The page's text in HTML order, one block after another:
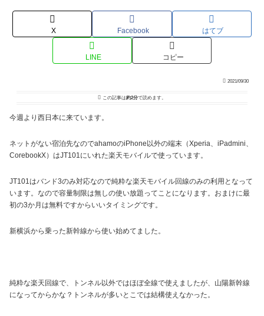
X Facebook はてブ
LINE コピー
2021/09/30
この記事は約2分で読めます。
今週より西日本に来ています。
ネットがない宿泊先なのでahamoのiPhone以外の端末（Xperia、iPadmini、
CorebookX）はJT101にいれた楽天モバイルで使っています。
JT101はバンド3のみ対応なので純粋な楽天モバイル回線のみの利用となって
います。なので容量制限は無しの使い放題ってことになります。おまけに最
初の3か月は無料ですからいいタイミングです。
新横浜から乗った新幹線から使い始めてました。
純粋な楽天回線で、トンネル以外ではほぼ全線で使えましたが、山陽新幹線
になってからかな？トンネルが多いとこでは結構使えなかった。